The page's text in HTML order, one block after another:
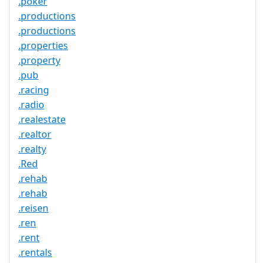
.productions
.productions
.properties
.property
.pub
.racing
.radio
.realestate
.realtor
.realty
.Red
.rehab
.rehab
.reisen
.ren
.rent
.rentals